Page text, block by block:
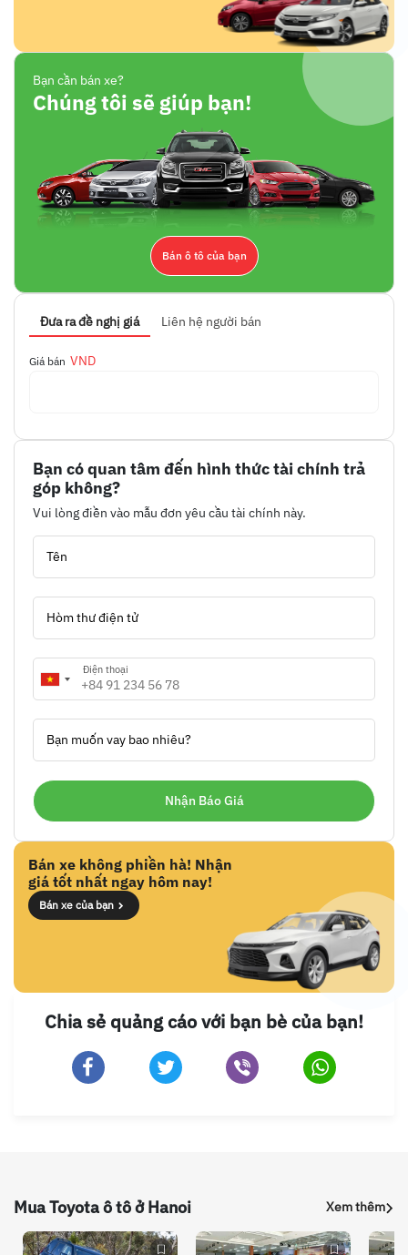
Bạn cần bán xe?
Chúng tôi sẽ giúp bạn!
Bán ô tô của bạn
Đưa ra đề nghị giá Liên hệ người bán
Giá bán VND
Bạn có quan tâm đến hình thức tài chính trả
góp không?
Vui lòng điền vào mẫu đơn yêu cầu tài chính này.
Tên
Hòm thư điện tử
Điện thoại
Bạn muốn vay bao nhiêu?
Bán xe không phiền hà! Nhận
giá tốt nhất ngay hôm nay!
Bán xe của bạn
Chia sẻ quảng cáo với bạn bè của bạn!
Mua Toyota ô tô ở Hanoi Xem thêm